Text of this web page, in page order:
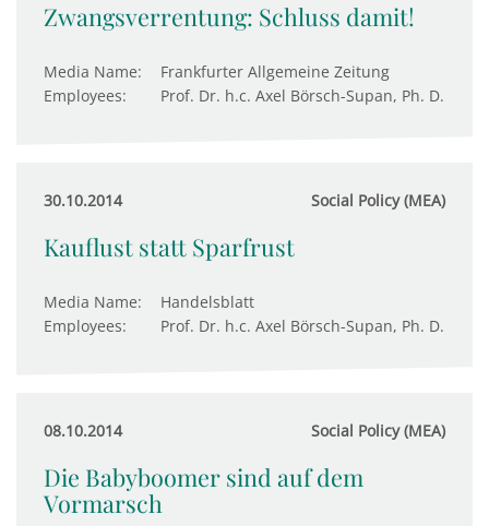
Zwangsverrentung: Schluss damit!
Media Name:
Frankfurter Allgemeine Zeitung
Employees:
Prof. Dr. h.c. Axel Börsch-Supan, Ph. D.
30.10.2014 Social Policy (MEA)
Kauflust statt Sparfrust
Media Name:
Handelsblatt
Employees:
Prof. Dr. h.c. Axel Börsch-Supan, Ph. D.
08.10.2014 Social Policy (MEA)
Die Babyboomer sind auf dem
Vormarsch